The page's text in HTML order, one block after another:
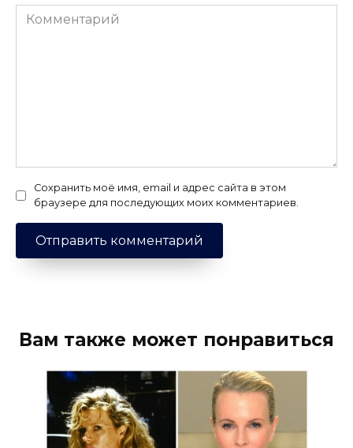
Комментарий
Сохранить моё имя, email и адрес сайта в этом
браузере для последующих моих комментариев.
Вам также может понравиться